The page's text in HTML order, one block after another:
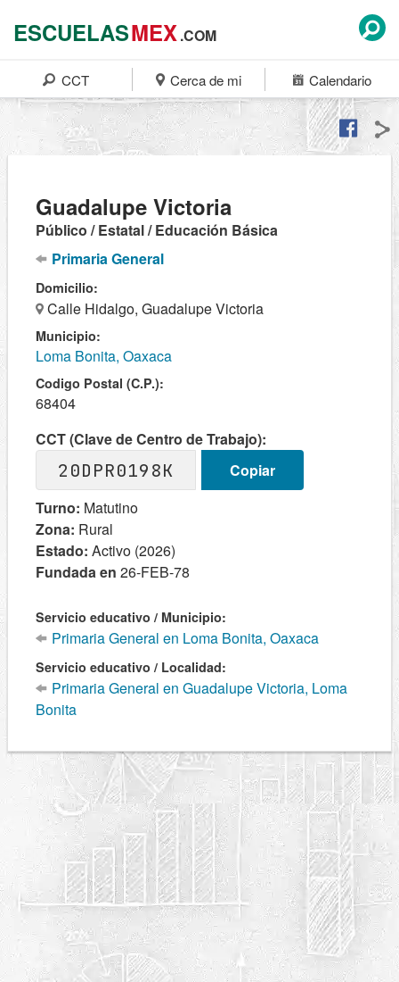
ESCUELASMEX.COM
CCT Cerca de mi Calendario
Guadalupe Victoria
Público / Estatal / Educación Básica
Primaria General
Domicilio:
Calle Hidalgo, Guadalupe Victoria
Municipio:
Loma Bonita, Oaxaca
Codigo Postal (C.P.):
68404
CCT (Clave de Centro de Trabajo):
20DPR0198K
Copiar
Turno: Matutino
Zona: Rural
Estado: Activo (2026)
Fundada en 26-FEB-78
Servicio educativo / Municipio:
Primaria General en Loma Bonita, Oaxaca
Servicio educativo / Localidad:
Primaria General en Guadalupe Victoria, Loma
Bonita